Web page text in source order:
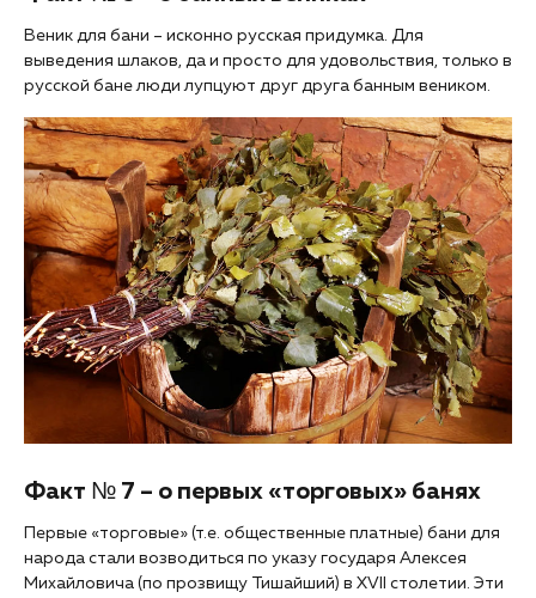
Веник для бани – исконно русская придумка. Для
выведения шлаков, да и просто для удовольствия, только в
русской бане люди лупцуют друг друга банным веником.
Факт № 7 – о первых «торговых» банях
Первые «торговые» (т.е. общественные платные) бани для
народа стали возводиться по указу государя Алексея
Михайловича (по прозвищу Тишайший) в XVII столетии. Эти